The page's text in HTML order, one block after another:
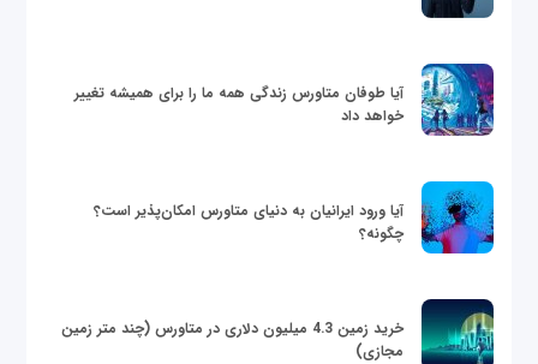
آیا طوفان متاورس زندگی همه ما را برای همیشه تغییر
خواهد داد
آیا ورود ایرانیان به دنیای متاورس امکان‌پذیر است؟
چگونه؟
خرید زمین 4.3 میلیون دلاری در متاورس (چند متر زمین
مجازی)